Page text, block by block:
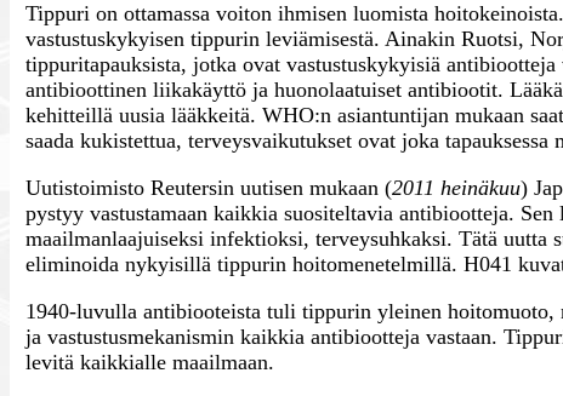
Tippuri on ottamassa voiton ihmisen luomista
vastustuskykyisen tippurin leviämisestä. Ainakin Ruotsi,
tippuritapauksista, jotka ovat vastustuskykyisiä
antibioottinen liikakäyttö ja huonolaatuiset antibiootit.
kehitteillä uusia lääkkeitä. WHO:n asiantuntijan mukaan
saada kukistettua, terveysvaikutukset ovat joka tapauksessa
Uutistoimisto Reutersin uutisen mukaan (2011 heinäkuu)
pystyy vastustamaan kaikkia suositeltavia antibiootteja.
maailmanlaajuiseksi infektioksi, terveysuhkaksi. Tätä
eliminoida nykyisillä tippurin hoitomenetelmillä. H041
1940-luvulla antibiooteista tuli tippurin yleinen hoitomuoto,
ja vastustusmekanismin kaikkia antibiootteja vastaan.
levitä kaikkialle maailmaan.